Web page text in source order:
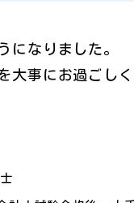
なりました。
事にお過ごしく